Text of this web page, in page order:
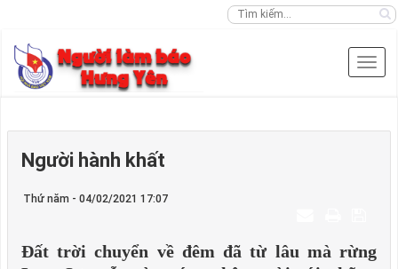
Người hành khất
Thứ năm - 04/02/2021 17:07
Đất trời chuyển về đêm đã từ lâu mà rừng